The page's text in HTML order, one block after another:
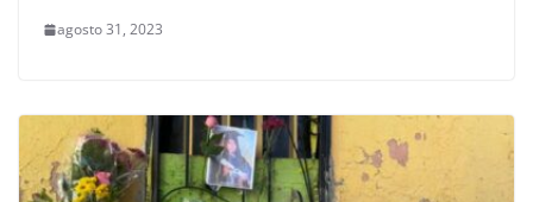
agosto 31, 2023